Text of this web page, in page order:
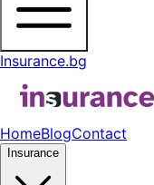
Insurance.bg
HomeBlogContact
Insurance